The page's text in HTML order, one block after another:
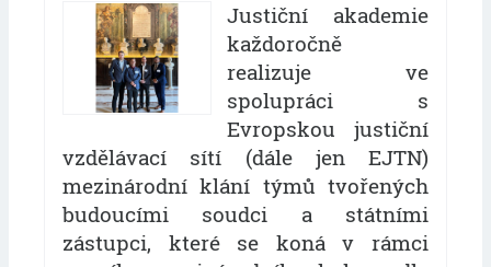
Justiční akademie
každoročně
realizuje ve
spolupráci s
Evropskou justiční
vzdělávací sítí (dále jen EJTN)
mezinárodní klání týmů tvořených
budoucími soudci a státními
zástupci, které se koná v rámci